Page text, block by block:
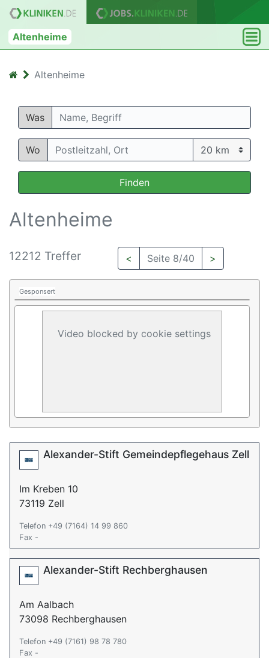
Altenheime
Altenheime
Was
Wo
Finden
Altenheime
12212 Treffer < Seite 8/40 >
Gesponsert
Video blocked by cookie settings
Alexander-Stift Gemeindepflegehaus Zell
Im Kreben 10
73119 Zell
Telefon +49 (7164) 14 99 860
Fax -
Alexander-Stift Rechberghausen
Am Aalbach
73098 Rechberghausen
Telefon +49 (7161) 98 78 780
Fax -